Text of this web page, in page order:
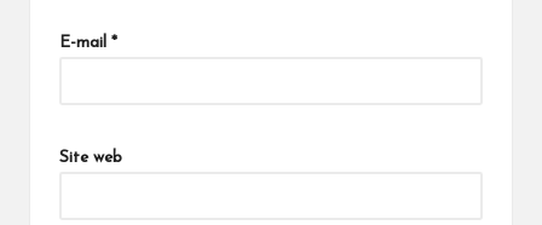
E-mail *
Site web